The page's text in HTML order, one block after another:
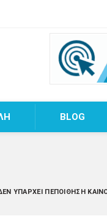
BLOG
ΥΠΆΡΧΕΙ ΠΕΠΟΊΘΗΣΗ